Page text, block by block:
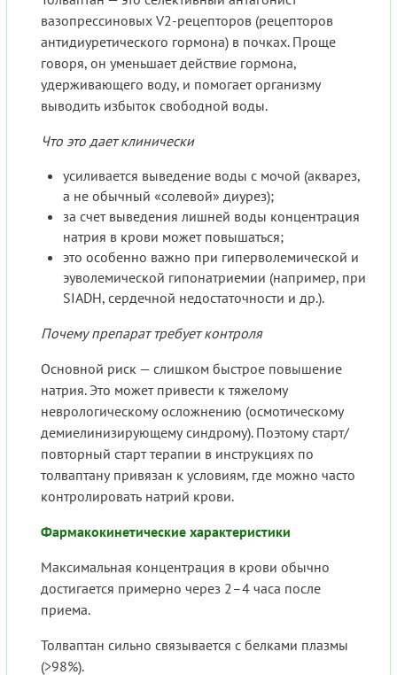
вазопрессиновых V2-рецепторов (рецепторов
антидиуретического гормона) в почках. Проще
говоря, он уменьшает действие гормона,
удерживающего воду, и помогает организму
выводить избыток свободной воды.
Что это дает клинически
усиливается выведение воды с мочой (акварез,
а не обычный «солевой» диурез);
за счет выведения лишней воды концентрация
натрия в крови может повышаться;
это особенно важно при гиперволемической и
эуволемической гипонатриемии (например, при
SIADH, сердечной недостаточности и др.).
Почему препарат требует контроля
Основной риск — слишком быстрое повышение
натрия. Это может привести к тяжелому
неврологическому осложнению (осмотическому
демиелинизирующему синдрому). Поэтому старт/
повторный старт терапии в инструкциях по
толваптану привязан к условиям, где можно часто
контролировать натрий крови.
Фармакокинетические характеристики
Максимальная концентрация в крови обычно
достигается примерно через 2–4 часа после
приема.
Толваптан сильно связывается с белками плазмы
(>98%).